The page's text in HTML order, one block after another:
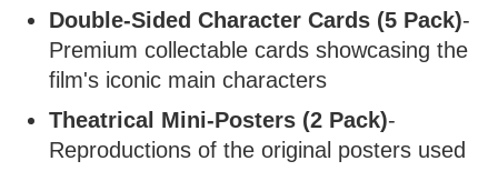
Double-Sided Character Cards (5 Pack)-
Premium collectable cards showcasing the
film's iconic main characters
Theatrical Mini-Posters (2 Pack)-
Reproductions of the original posters used